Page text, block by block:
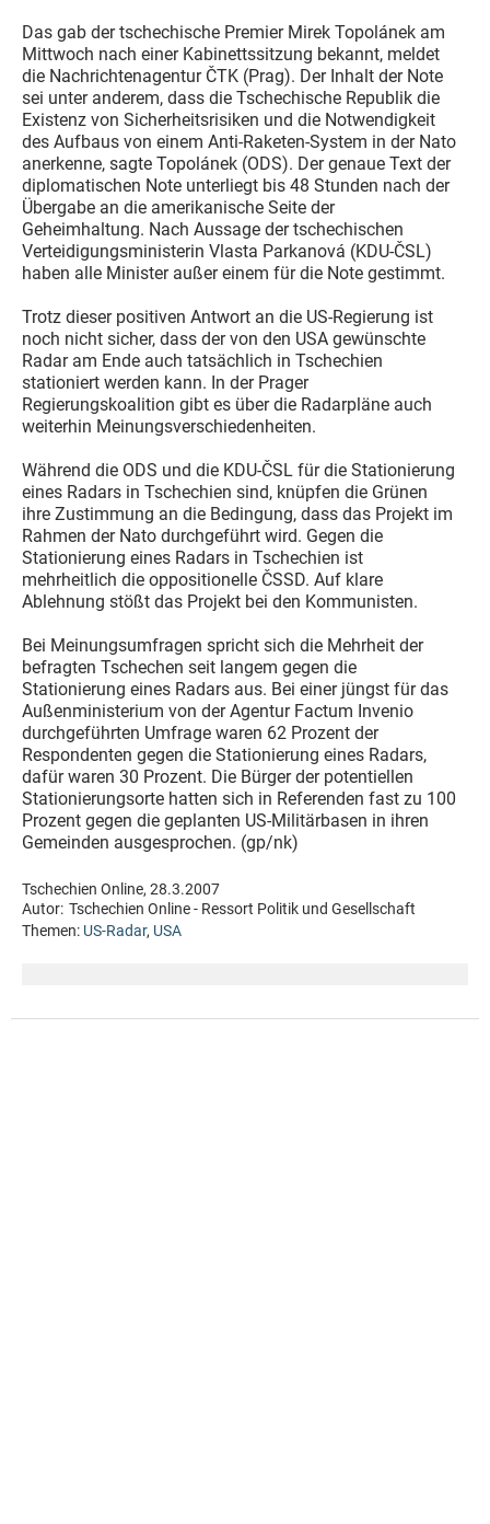
Das gab der tschechische Premier Mirek Topolánek am
Mittwoch nach einer Kabinettssitzung bekannt, meldet
die Nachrichtenagentur ČTK (Prag). Der Inhalt der Note
sei unter anderem, dass die Tschechische Republik die
Existenz von Sicherheitsrisiken und die Notwendigkeit
des Aufbaus von einem Anti-Raketen-System in der Nato
anerkenne, sagte Topolánek (ODS). Der genaue Text der
diplomatischen Note unterliegt bis 48 Stunden nach der
Übergabe an die amerikanische Seite der
Geheimhaltung. Nach Aussage der tschechischen
Verteidigungsministerin Vlasta Parkanová (KDU-ČSL)
haben alle Minister außer einem für die Note gestimmt.
Trotz dieser positiven Antwort an die US-Regierung ist
noch nicht sicher, dass der von den USA gewünschte
Radar am Ende auch tatsächlich in Tschechien
stationiert werden kann. In der Prager
Regierungskoalition gibt es über die Radarpläne auch
weiterhin Meinungsverschiedenheiten.
Während die ODS und die KDU-ČSL für die Stationierung
eines Radars in Tschechien sind, knüpfen die Grünen
ihre Zustimmung an die Bedingung, dass das Projekt im
Rahmen der Nato durchgeführt wird. Gegen die
Stationierung eines Radars in Tschechien ist
mehrheitlich die oppositionelle ČSSD. Auf klare
Ablehnung stößt das Projekt bei den Kommunisten.
Bei Meinungsumfragen spricht sich die Mehrheit der
befragten Tschechen seit langem gegen die
Stationierung eines Radars aus. Bei einer jüngst für das
Außenministerium von der Agentur Factum Invenio
durchgeführten Umfrage waren 62 Prozent der
Respondenten gegen die Stationierung eines Radars,
dafür waren 30 Prozent. Die Bürger der potentiellen
Stationierungsorte hatten sich in Referenden fast zu 100
Prozent gegen die geplanten US-Militärbasen in ihren
Gemeinden ausgesprochen. (gp/nk)
Tschechien Online, 28.3.2007
Autor: Tschechien Online - Ressort Politik und Gesellschaft
Themen: US-Radar, USA